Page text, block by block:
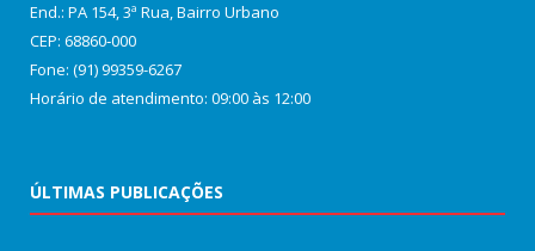
End.: PA 154, 3ª Rua, Bairro Urbano
CEP: 68860‑000
Fone: (91) 99359-6267
Horário de atendimento: 09:00 às 12:00
ÚLTIMAS PUBLICAÇÕES